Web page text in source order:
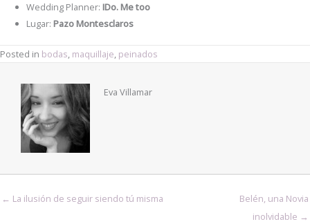
Wedding Planner:IDo. Me too
Lugar:Pazo Montesclaros
Posted in bodas, maquillaje, peinados
Eva Villamar
← La ilusión de seguir siendo tú misma
Belén, una Novia
inolvidable →